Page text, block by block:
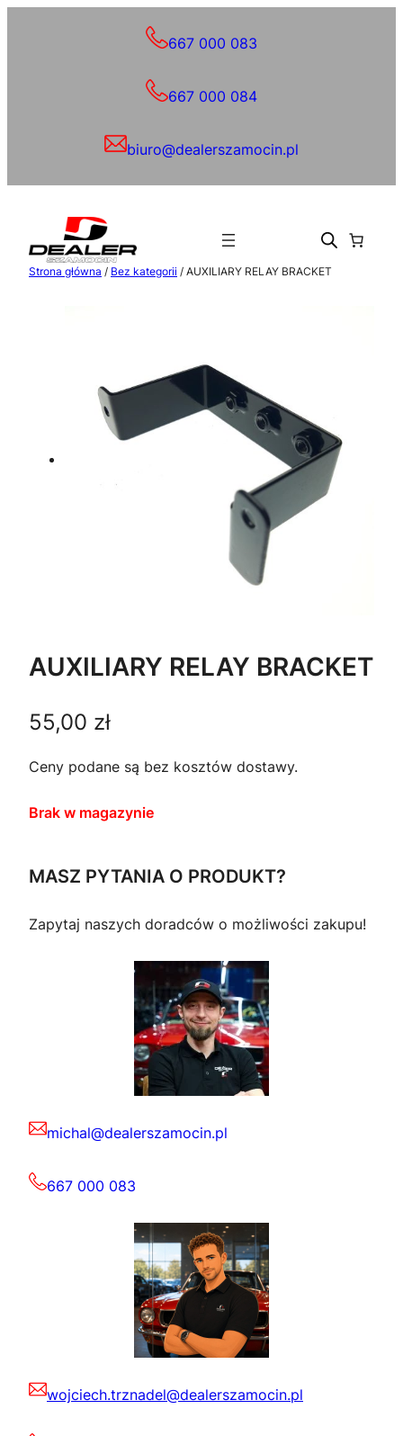
667 000 083
667 000 084
biuro@dealerszamocin.pl
Strona główna / Bez kategorii / AUXILIARY RELAY BRACKET
AUXILIARY RELAY BRACKET
55,00 zł
Ceny podane są bez kosztów dostawy.
Brak w magazynie
MASZ PYTANIA O PRODUKT?
Zapytaj naszych doradców o możliwości zakupu!
michal@dealerszamocin.pl
667 000 083
wojciech.trznadel@dealerszamocin.pl